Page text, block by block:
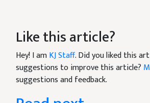
Like this article?
Hey! I amKJ Staff. Did you liked this
suggestions to improve this article?
suggestions and feedback.